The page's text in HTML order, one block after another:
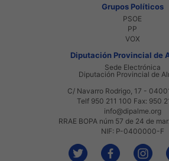
Grupos Políticos
PSOE
PP
VOX
Diputación Provincial de
Sede Electrónica
Diputación Provincial de
C/ Navarro Rodrigo, 17 -
Telf 950 211 100 Fax: 950
info@dipalme.org
RRAE BOPA núm 57 de 24 de
NIF: P-0400000-F